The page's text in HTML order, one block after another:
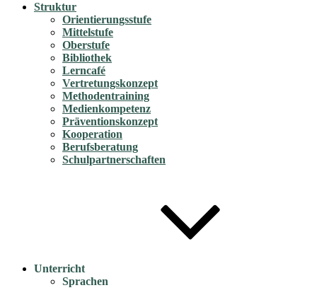
Struktur
Orientierungsstufe
Mittelstufe
Oberstufe
Bibliothek
Lerncafé
Vertretungskonzept
Methodentraining
Medienkompetenz
Präventionskonzept
Kooperation
Berufsberatung
Schulpartnerschaften
Unterricht
Sprachen